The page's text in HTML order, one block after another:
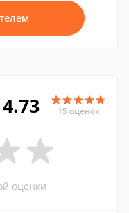
4.73 15 оценок
оценки